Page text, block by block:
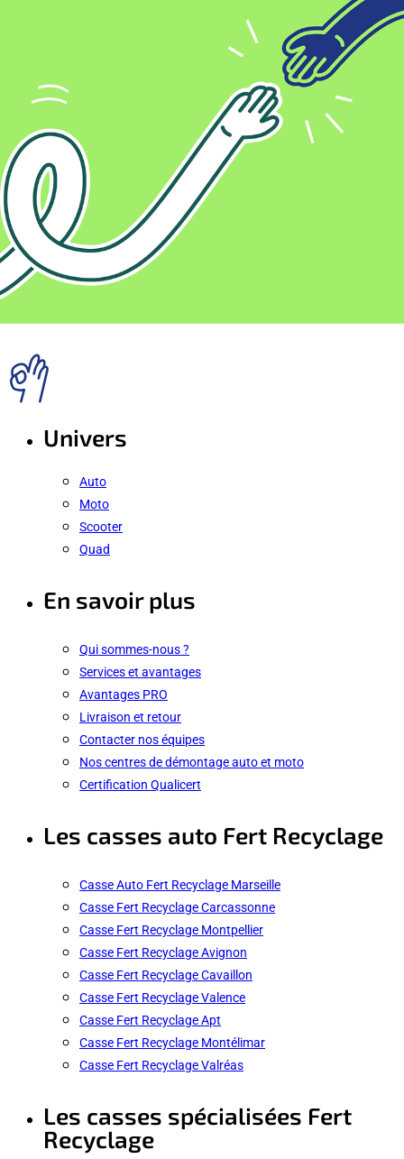
Univers
Auto
Moto
Scooter
Quad
En savoir plus
Qui sommes-nous ?
Services et avantages
Avantages PRO
Livraison et retour
Contacter nos équipes
Nos centres de démontage auto et moto
Certification Qualicert
Les casses auto Fert Recyclage
Casse Auto Fert Recyclage Marseille
Casse Fert Recyclage Carcassonne
Casse Fert Recyclage Montpellier
Casse Fert Recyclage Avignon
Casse Fert Recyclage Cavaillon
Casse Fert Recyclage Valence
Casse Fert Recyclage Apt
Casse Fert Recyclage Montélimar
Casse Fert Recyclage Valréas
Les casses spécialisées Fert
Recyclage